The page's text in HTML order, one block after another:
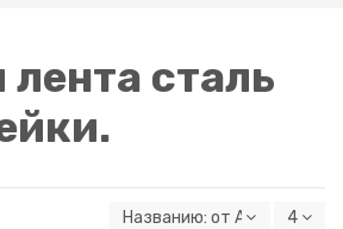
сталь
Названию: от А к Я 4